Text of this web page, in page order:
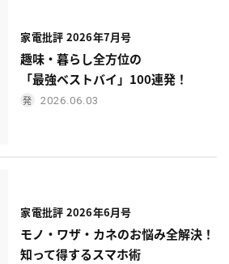
家電批評 2026年7月号
趣味・暮らし全方位の
「最強ベストバイ」100連発！
2026.06.03
家電批評 2026年6月号
モノ・ワザ・カネのお悩み全解決！
知って得するスマホ術